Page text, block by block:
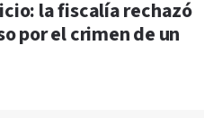
la fiscalía rechazó
por el crimen de un